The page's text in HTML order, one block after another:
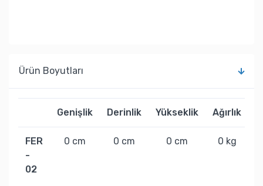
Ürün Boyutları
Genişlik Derinlik Yükseklik Ağırlık
FER
-
02
0 cm 0 cm 0 cm 0 kg